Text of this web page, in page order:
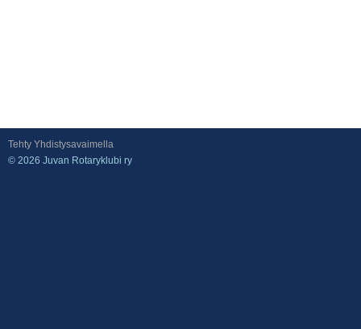
Tehty Yhdistysavaimella
© 2026 Juvan Rotaryklubi ry